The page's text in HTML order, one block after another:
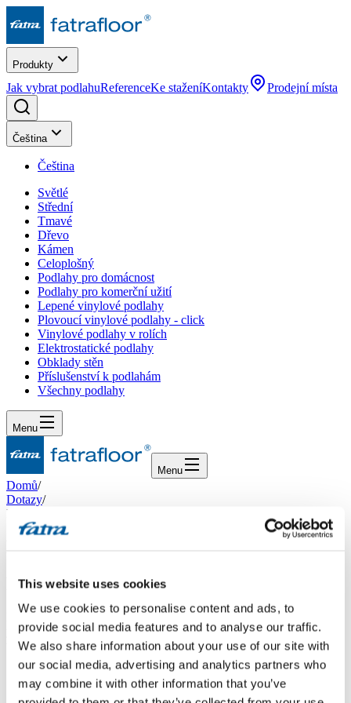
This website uses cookies
We use cookies to personalise content and ads, to
provide social media features and to analyse our traffic.
We also share information about your use of our site with
our social media, advertising and analytics partners who
may combine it with other information that you’ve
Produkty
Jak vybrat podlahuReferenceKe staženíKontakty Prodejní místa
Čeština
Čeština
Světlé
Střední
Tmavé
Dřevo
Kámen
Celoplošný
Podlahy pro domácnost
Podlahy pro komerční užití
Lepené vinylové podlahy
Plovoucí vinylové podlahy - click
Vinylové podlahy v rolích
Elektrostatické podlahy
Obklady stěn
Příslušenství k podlahám
Všechny podlahy
Menu
Menu
Domů/
Dotazy/
Dotaz 312
Dotaz
Dobrý den,chci použít ESD podlahu elektrostatik. CO přesně
ynamená oblast použití 43? Můžu na podlahu vjet vysokozdvižným
vozíkem? Jaká je nosnost na m2?děkluji šiller
Odpověď